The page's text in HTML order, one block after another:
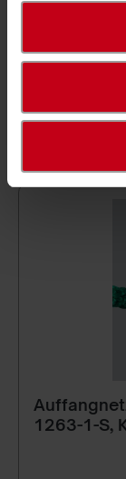
1263-1-S,